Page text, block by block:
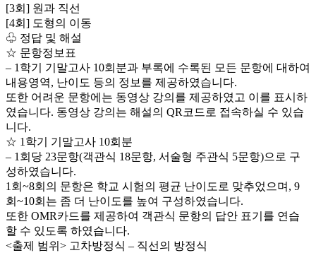
[3회] 원과 직선
[4회] 도형의 이동
♧ 정답 및 해설
☆ 문항정보표
– 1학기 기말고사 10회분과 부록에 수록된 모든 문항에 대하여
내용영역, 난이도 등의 정보를 제공하였습니다.
또한 어려운 문항에는 동영상 강의를 제공하였고 이를 표시하
였습니다. 동영상 강의는 해설의 QR코드로 접속하실 수 있습
니다.
☆ 1학기 기말고사 10회분
– 1회당 23문항(객관식 18문항, 서술형 주관식 5문항)으로 구
성하였습니다.
1회~8회의 문항은 학교 시험의 평균 난이도로 맞추었으며, 9
회~10회는 좀 더 난이도를 높여 구성하였습니다.
또한 OMR카드를 제공하여 객관식 문항의 답안 표기를 연습
할 수 있도록 하였습니다.
<출제 범위> 고차방정식 – 직선의 방정식